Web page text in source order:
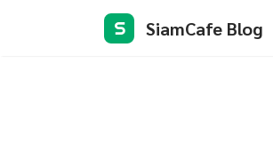
S SiamCafe Blog